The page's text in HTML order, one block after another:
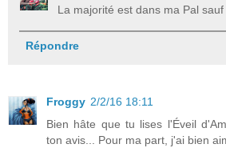
La majorité est dans ma Pal sauf
Répondre
Froggy 2/2/16 18:11
Bien hâte que tu lises l'Éveil
ton avis... Pour ma part, j'ai bien